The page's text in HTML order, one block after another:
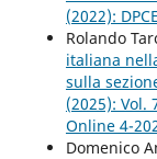
(2022):
Rolando
italiana
sulla
(2025): Vol.
Online 4-
Domenico